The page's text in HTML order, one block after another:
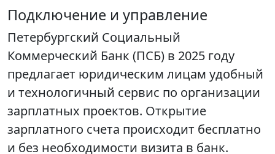
Подключение и управление
Петербургский Социальный
Коммерческий Банк (ПСБ) в 2025 году
предлагает юридическим лицам удобный
и технологичный сервис по организации
зарплатных проектов. Открытие
зарплатного счета происходит бесплатно
и без необходимости визита в банк.